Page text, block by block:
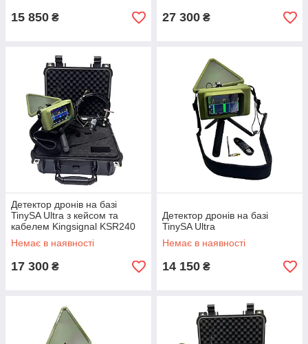
15 850 ₴ 27 300 ₴
Детектор дронів на базі
TinySA Ultra з кейсом та
кабелем Kingsignal KSR240
(4 метра)
Немає в наявності
17 300 ₴
Детектор дронів на базі
TinySA Ultra
Немає в наявності
14 150 ₴